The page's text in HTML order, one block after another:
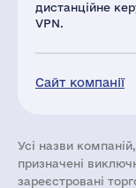
дистанційне
VPN.
Сайт компанії
Усі назви
призначені
зареєстровані